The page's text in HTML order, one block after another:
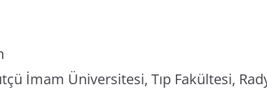
İmam Üniversitesi, Tıp Fakültesi,